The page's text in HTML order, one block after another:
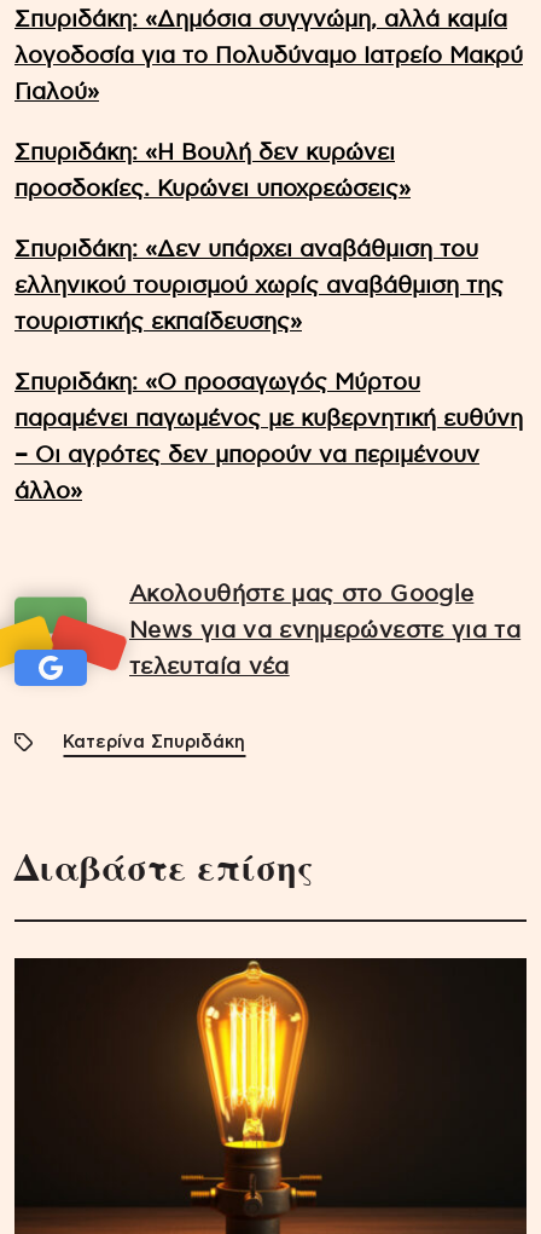
Σπυριδάκη: «Δημόσια συγγνώμη, αλλά καμία
λογοδοσία για το Πολυδύναμο Ιατρείο Μακρύ
Γιαλού»
Σπυριδάκη: «Η Βουλή δεν κυρώνει
προσδοκίες. Κυρώνει υποχρεώσεις»
Σπυριδάκη: «Δεν υπάρχει αναβάθμιση του
ελληνικού τουρισμού χωρίς αναβάθμιση της
τουριστικής εκπαίδευσης»
Σπυριδάκη: «Ο προσαγωγός Μύρτου
παραμένει παγωμένος με κυβερνητική ευθύνη
– Οι αγρότες δεν μπορούν να περιμένουν
άλλο»
Ακολουθήστε μας στο Google
News για να ενημερώνεστε για τα
τελευταία νέα
Κατερίνα Σπυριδάκη
Διαβάστε επίσης